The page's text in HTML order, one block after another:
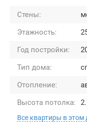
Стены:
Этажность:
Год постройки:
Тип дома:
Отопление:
Высота потолка:
Все квартиры в этом